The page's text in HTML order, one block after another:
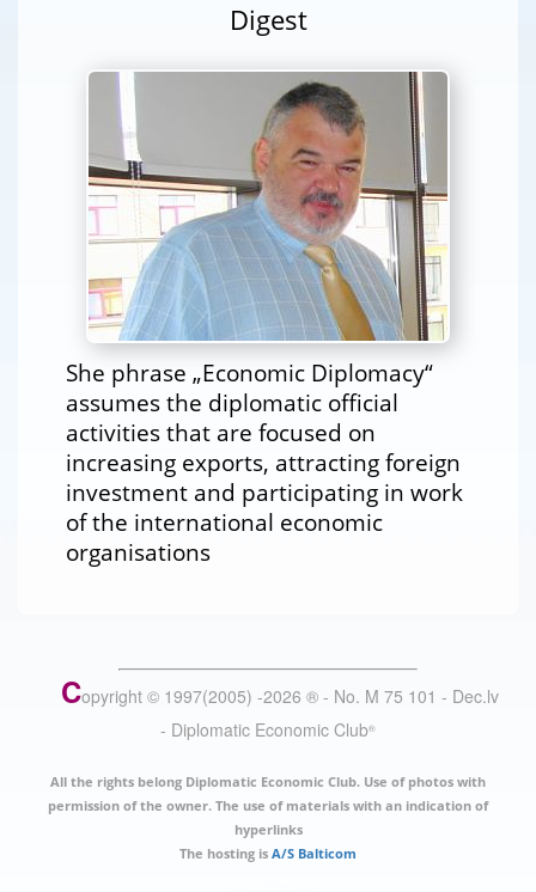
Digest
She phrase „Economic Diplomacy“
assumes the diplomatic official
activities that are focused on
increasing exports, attracting foreign
investment and participating in work
of the international economic
organisations
Copyright © 1997(2005) -2026 ® - No. M 75 101 - Dec.lv
- Diplomatic Economic Club®
All the rights belong Diplomatic Economic Club. Use of photos with
permission of the owner. The use of materials with an indication of
hyperlinks
The hosting is A/S Balticom